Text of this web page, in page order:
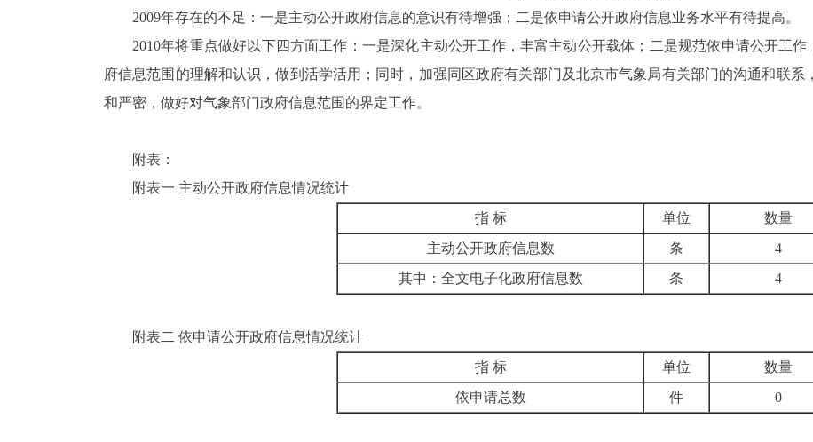
2009年存在的不足：一是主动公开政府信息的意识有待增强；二是依申请公开政府信息业务水平有待提高。
2010年将重点做好以下四方面工作：一是深化主动公开工作，丰富主动公开载体；二是规范依申请公开工
府信息范围的理解和认识，做到活学活用；同时，加强同区政府有关部门及北京市气象局有关部门的沟通和联
和严密，做好对气象部门政府信息范围的界定工作。
附表：
附表一 主动公开政府信息情况统计
指 标
单位
数量
主动公开政府信息数
条
4
其中：全文电子化政府信息数
条 4
附表二 依申请公开政府信息情况统计
指 标
单位
数量
依申请总数
件 0